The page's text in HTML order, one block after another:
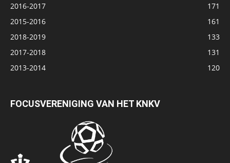
2016-2017
171
2015-2016
161
2018-2019
133
2017-2018
131
2013-2014
120
FOCUSVERENIGING VAN HET KNKV